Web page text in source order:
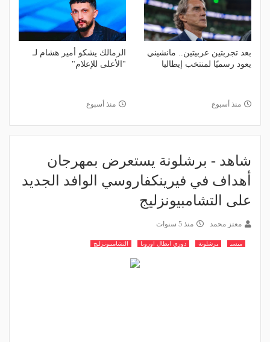
بعد تجربتين عربيتين.. مانشيني
يعود رسميًا لمنتخب إيطاليا
منذ أسبوع
الزمالك يشكو أمير هشام لـ
"الأعلى للإعلام"
منذ أسبوع
شاهد - برشلونة يستعرض بمهرجان
أهداف في فيرينكفاروسي الوافد الجديد
على التشامبيونزليج
معتز محمد منذ 5 سنوات
ميسي برشلونة دوري ابطال اوروبا التشامبيونزليج